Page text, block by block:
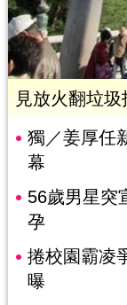
見放火翻垃
獨／姜厚任
幕
56歲男星
孕
捲校園霸凌
曝